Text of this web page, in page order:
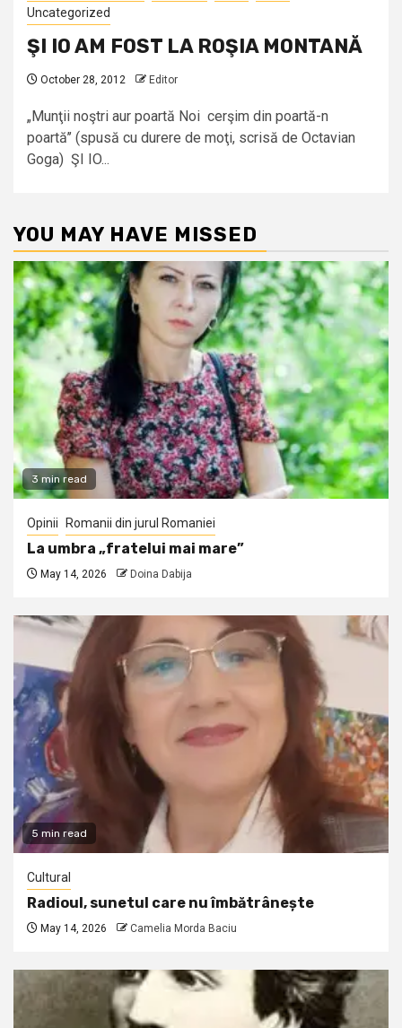
Uncategorized
ŞI IO AM FOST LA ROŞIA MONTANĂ
October 28, 2012 Editor
„Munţii noştri aur poartă Noi cerşim din poartă-n
poartă’’ (spusă cu durere de moţi, scrisă de Octavian
Goga) ŞI IO...
YOU MAY HAVE MISSED
3 min read
Opinii Romanii din jurul Romaniei
La umbra „fratelui mai mare”
May 14, 2026 Doina Dabija
5 min read
Cultural
Radioul, sunetul care nu îmbătrânește
May 14, 2026 Camelia Morda Baciu